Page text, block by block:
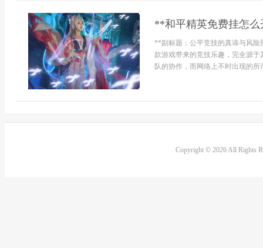
**和平精英免费挂怎
**副标题：公平竞技的真谛与风
款游戏带来的竞技乐趣，完全源
队的协作，而网络上不时出现的
Copyright © 2026 All Rights